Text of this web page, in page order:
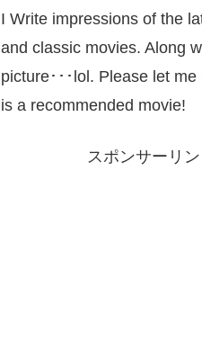
I Write impressions of the
and classic movies. Along
picture･･･lol. Please let
is a recommended movie!
スポンサーリン